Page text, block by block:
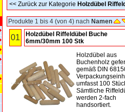
<< Zurück zur Kategorie Holzdübel
Produkte 1 bis 4 (von 4) nach Namen
01
Holzdübel Riffeldübel Buche
6mm/30mm 100 Stk
Holzdübel aus
Buchenholz
gemäß DIN
umfasst 100
Sämtliche
werden 2-fach
handsortiert.